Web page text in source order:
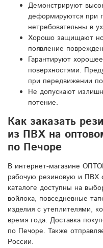
Демонстрируют
деформируются при
нетребовательны в
Хорошо защищают
появление
Гарантируют
поверхностями.
при передвижении
Не допускают
потение.
Как заказать
из ПВХ на
по Печоре
В интернет-магазине
рабочую резиновую и ПВХ
каталоге доступны на
войлока, повседневные
изделия с утеплителями,
время года. Доставка
по Печоре. Также
России.